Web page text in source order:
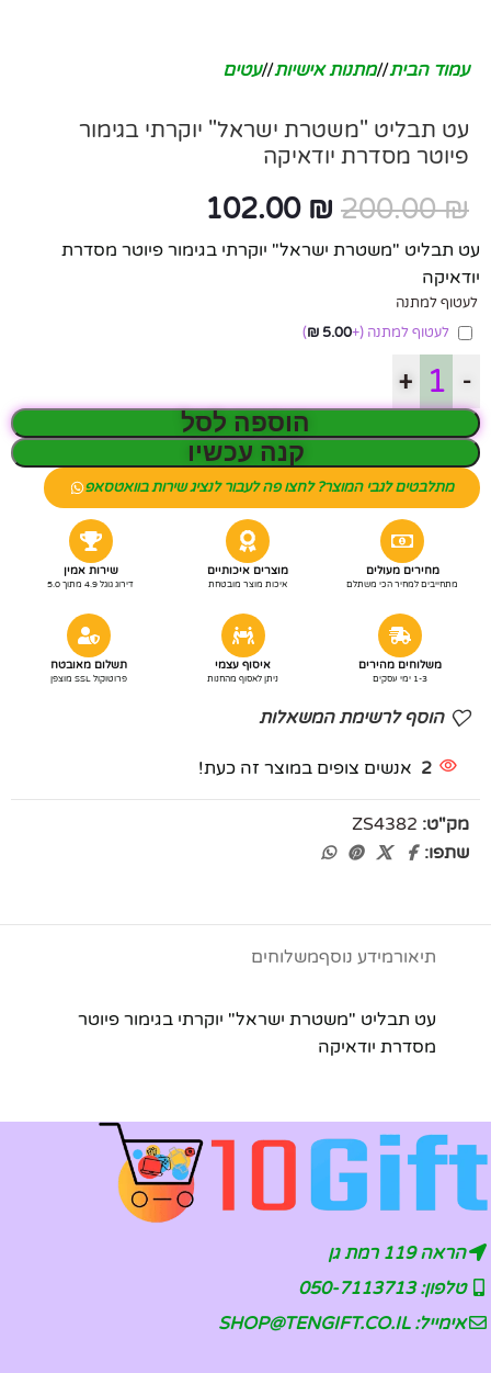
עמוד הבית/ מתנות אישיות/ עטים
עט תבליט "משטרת ישראל" יוקרתי בגימור
פיוטר מסדרת יודאיקה
200.00₪
102.00 ₪
עט תבליט "משטרת ישראל" יוקרתי בגימור פיוטר מסדרת
יודאיקה
לעטוף למתנה
לעטוף למתנה (+
5.00
₪
)
-
+
הוספה לסל
קנה עכשיו
מתלבטים לגבי המוצר? לחצו פה לעבור לנציג שירות בוואטסאפ
מחירים מעולים
מתחייבים למחיר הכי משתלם
מוצרים איכותיים
איכות מוצר מובטחת
שירות אמין
דירוג גוגל 4.9 מתוך 5.0
משלוחים מהירים
1-3 ימי עסקים
איסוף עצמי
ניתן לאסוף מהחנות
תשלום מאובטח
פרוטוקול SSL מוצפן
הוסף לרשימת המשאלות
2 אנשים צופים במוצר זה כעת!
מק"ט: ZS4382
שתפו:
תיאורמידע נוסףמשלוחים
עט תבליט "משטרת ישראל" יוקרתי בגימור פיוטר
מסדרת יודאיקה
הראה 119 רמת גן
טלפון: 050-7113713
אימייל: SHOP@TENGIFT.CO.IL